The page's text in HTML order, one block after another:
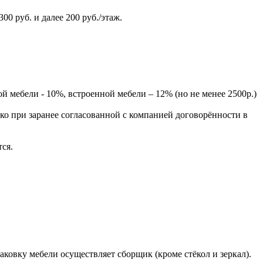
руб. и далее 200 руб./этаж.
мебели - 10%, встроенной мебели – 12% (но не менее 2500р.)
при заранее согласованной с компанией договорённости в
мебели осуществляет сборщик (кроме стёкол и зеркал).